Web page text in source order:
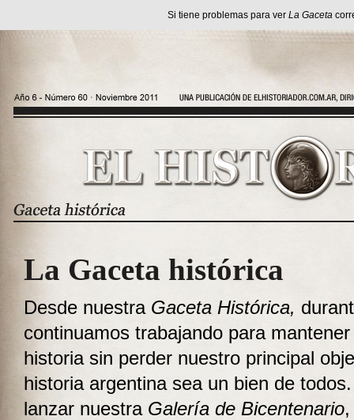
Si tiene problemas para ver La Gaceta
La Gaceta histórica
Desde nuestra Gaceta Histórica,
continuamos trabajando para
historia sin perder nuestro principal
historia argentina sea un bien de
lanzar nuestra Galería de Bicentenario